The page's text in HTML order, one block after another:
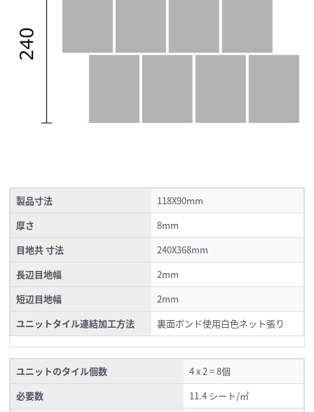
製品寸法
118X90mm
厚さ
8mm
目地共 寸法
240X368mm
長辺目地幅
2mm
短辺目地幅
2mm
ユニットタイル連結加工方法
裏面ボンド使用白色ネット張り
ユニットのタイル個数
4 x 2 = 8個
必要数
11.4 シート/㎡